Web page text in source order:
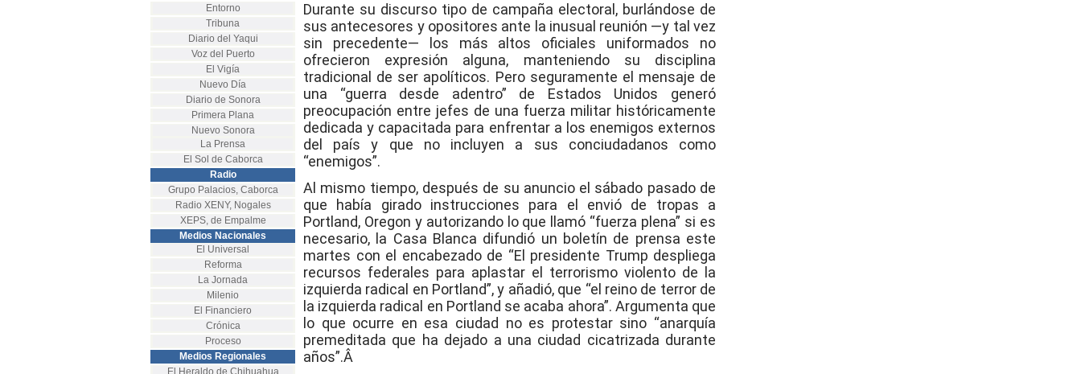
Entorno
Tribuna
Diario del Yaqui
Voz del Puerto
El Vigía
Nuevo Día
Diario de Sonora
Primera Plana
Nuevo Sonora
La Prensa
El Sol de Caborca
Radio
Grupo Palacios, Caborca
Radio XENY, Nogales
XEPS, de Empalme
Medios Nacionales
El Universal
Reforma
La Jornada
Milenio
El Financiero
Crónica
Proceso
Medios Regionales
El Heraldo de Chihuahua
Durante su discurso tipo de campaña electoral, burlándose de
sus antecesores y opositores ante la inusual reunión —y tal vez
sin precedente— los más altos oficiales uniformados no
ofrecieron expresión alguna, manteniendo su disciplina
tradicional de ser apolíticos. Pero seguramente el mensaje de
una “guerra desde adentro” de Estados Unidos generó
preocupación entre jefes de una fuerza militar históricamente
dedicada y capacitada para enfrentar a los enemigos externos
del país y que no incluyen a sus conciudadanos como
“enemigos”.
Al mismo tiempo, después de su anuncio el sábado pasado de
que había girado instrucciones para el envió de tropas a
Portland, Oregon y autorizando lo que llamó “fuerza plena” si es
necesario, la Casa Blanca difundió un boletín de prensa este
martes con el encabezado de “El presidente Trump despliega
recursos federales para aplastar el terrorismo violento de la
izquierda radical en Portland”, y añadió, que “el reino de terror de
la izquierda radical en Portland se acaba ahora”. Argumenta que
lo que ocurre en esa ciudad no es protestar sino “anarquía
premeditada que ha dejado a una ciudad cicatrizada durante
años”.Â